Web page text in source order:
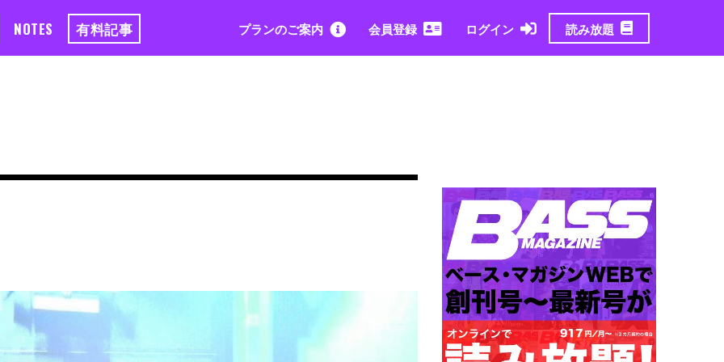
NOTES 有料記事 プランのご案内 会員登録 ログイン 読み放題